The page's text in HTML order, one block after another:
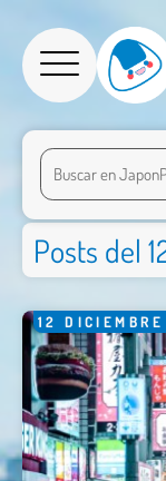
Posts del
12 DICIEMBRE